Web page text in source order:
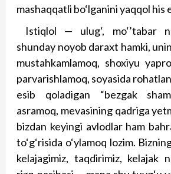
mashaqqatli bo‘lganini yaqqol his
Istiqlol — ulug‘, mo‘’tabar
shunday noyob daraxt hamki,
mustahkamlamoq, shoxiyu
parvarishlamoq, soyasida
esib qoladigan “bezgak
asramoq, mevasining qadriga
bizdan ke­yingi avlodlar ham
to‘g‘risida o‘ylamoq lozim.
kelajagimiz, taqdirimiz, kelajak